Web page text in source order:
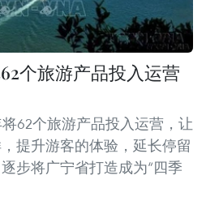
个旅游产品投入运营
62个旅游产品投入运营，让
提升游客的体验，延长停留
步将广宁省打造成为“四季